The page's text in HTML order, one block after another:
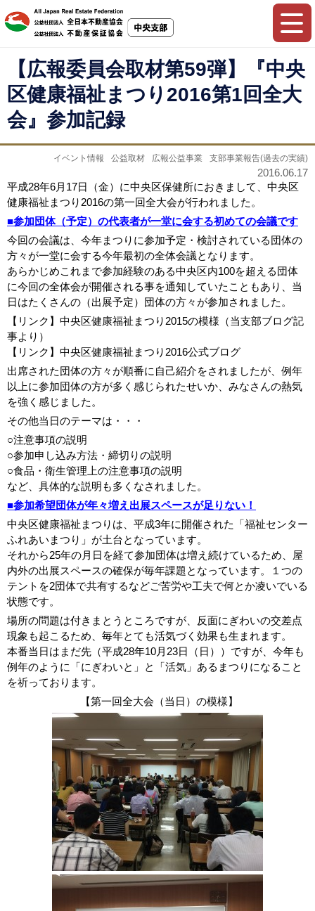
【広報委員会取材第59弾】『中央
区健康福祉まつり2016第1回全大
会』参加記録
イベント情報 公益取材 広報公益事業 支部事業報告(過去の実績)
2016.06.17
平成28年6月17日（金）に中央区保健所におきまして、中央区
健康福祉まつり2016の第一回全大会が行われました。
■参加団体（予定）の代表者が一堂に会する初めての会議です
今回の会議は、今年まつりに参加予定・検討されている団体の
方々が一堂に会する今年最初の全体会議となります。
あらかじめこれまで参加経験のある中央区内100を超える団体
に今回の全体会が開催される事を通知していたこともあり、当
日はたくさんの（出展予定）団体の方々が参加されました。
【リンク】中央区健康福祉まつり2015の模様（当支部ブログ記
事より）
【リンク】中央区健康福祉まつり2016公式ブログ
出席された団体の方々が順番に自己紹介をされましたが、例年
以上に参加団体の方が多く感じられたせいか、みなさんの熱気
を強く感じました。
その他当日のテーマは・・・
○注意事項の説明
○参加申し込み方法・締切りの説明
○食品・衛生管理上の注意事項の説明
など、具体的な説明も多くなされました。
■参加希望団体が年々増え出展スペースが足りない！
中央区健康福祉まつりは、平成3年に開催された「福祉センター
ふれあいまつり」が土台となっています。
それから25年の月日を経て参加団体は増え続けているため、屋
内外の出展スペースの確保が毎年課題となっています。１つの
テントを2団体で共有するなどご苦労や工夫で何とか凌いでいる
状態です。
場所の問題は付きまとうところですが、反面にぎわいの交差点
現象も起こるため、毎年とても活気づく効果も生まれます。
本番当日はまだ先（平成28年10月23日（日））ですが、今年も
例年のように「にぎわいと」と「活気」あるまつりになること
を祈っております。
【第一回全大会（当日）の模様】